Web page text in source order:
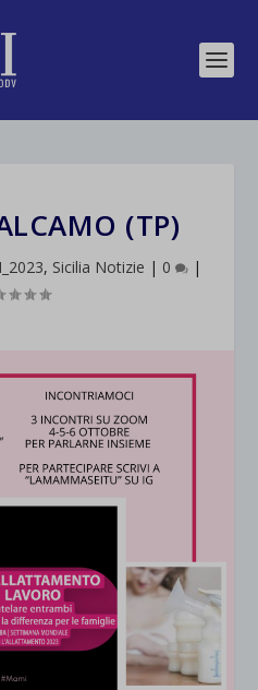
(TP)
, Sicilia Notizie | 0 |